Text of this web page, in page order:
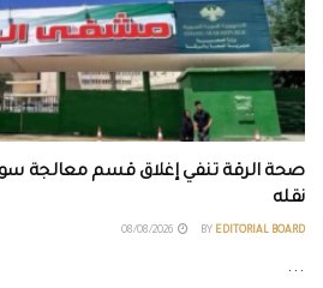
صحة الرقة تنفي إغلاق قسم معالجة
نقله
BY EDITORIAL BOARD
...